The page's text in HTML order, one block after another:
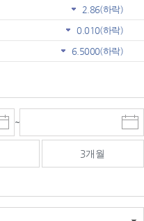
2.86(하락)
0.010(하락)
6.5000(하락)
~
종
료
선
3개월